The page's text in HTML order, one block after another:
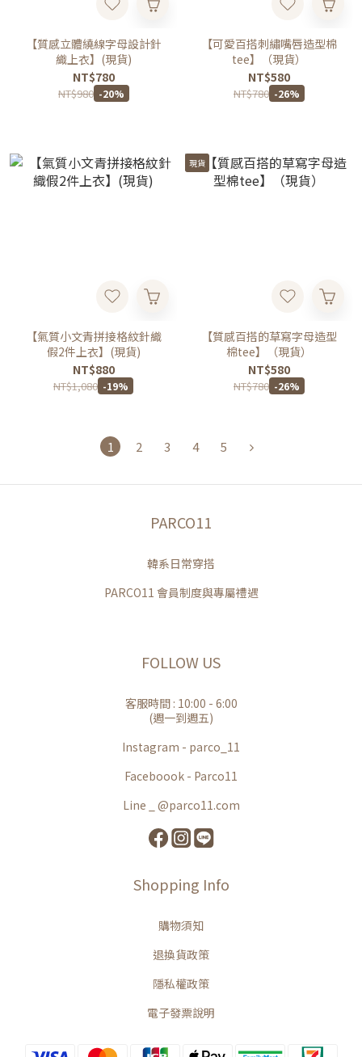
【質感立體繞線字母設計針
織上衣】(現貨)
NT$780
NT$980 -20%
【可愛百搭刺繡嘴唇造型棉
tee】（現貨）
NT$580
NT$780 -26%
【氣質小文青拼接格紋針織
假2件上衣】(現貨)
NT$880
NT$1,080 -19%
現貨
【質感百搭的草寫字母造型
棉tee】（現貨）
NT$580
NT$780 -26%
1 2 3 4 5
PARCO11
韓系日常穿搭
PARCO11 會員制度與專屬禮遇
FOLLOW US
客服時間 : 10:00 - 6:00
(週一到週五)
Instagram - parco_11
Faceboook - Parco11
Line _ @parco11.com
Shopping Info
購物須知
退換貨政策
隱私權政策
電子發票說明